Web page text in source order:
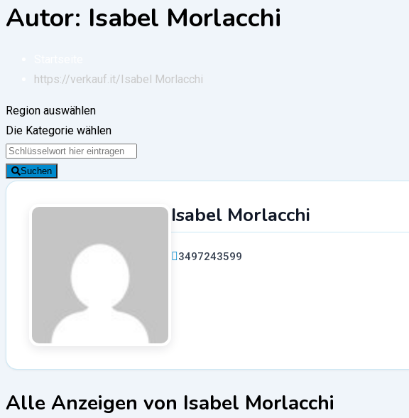
Autor: Isabel Morlacchi
https://verkauf.it/ Isabel Morlacchi
Region auswählen
Die Kategorie wählen
Suchen
Isabel Morlacchi
3497243599
Alle Anzeigen von Isabel Morlacchi